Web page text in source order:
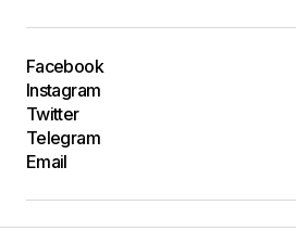
Facebook
Instagram
Twitter
Telegram
Email